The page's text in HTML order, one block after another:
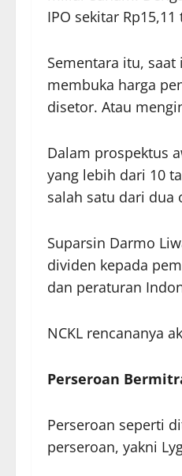
IPO sekitar
Sementara itu,
membuka harga
disetor. Atau
Dalam prospektus
yang lebih dari 10
salah satu dari dua
Suparsin Darmo
dividen kepada
dan peraturan
NCKL rencananya
Perseroan
Perseroan seperti
perseroan, yakni